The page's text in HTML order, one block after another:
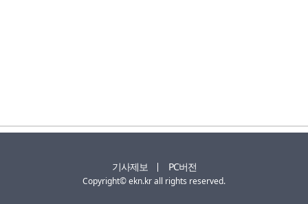
기사제보 PC버전
Copyright© ekn.kr all rights reserved.